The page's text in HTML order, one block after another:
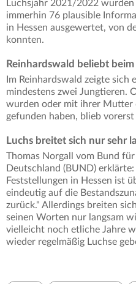
Luchsjahr 2021/2022
immerhin 76 plausible
in Hessen ausgewertet, von
konnten.
Reinhardswald beliebt beim
Im Reinhardswald zeigte
mindestens zwei Jungtieren.
wurden oder mit ihrer Mutter
gefunden haben, blieb vorerst
Luchs breitet sich nur sehr
Thomas Norgall vom Bund
Deutschland (BUND)
Feststellungen in Hessen ist
eindeutig auf die
zurück." Allerdings breiten
seinen Worten nur langsam
vielleicht noch etliche Jahre
wieder regelmäßig Luchse